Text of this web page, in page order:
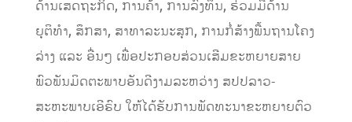
ດ້ານເສດຖະກິດ, ການຄ້າ, ການລົງທຶນ, ຮ່ວມມືດ້ານ
ຍຸຕິທຳ, ສຶກສາ, ສາທາລະນະສຸກ, ການກໍ່ສ້າງພື້ນຖານໂຄງ
ລ່າງ ແລະ ອື່ນໆ ເພື່ອປະກອບສ່ວນເສີມຂະຫຍາຍສາຍ
ພົວພັນມິດຕະພາບອັນດີງາມລະຫວ່າງ ສປປລາວ-
ສະຫະພາບເອີຣົບ ໃຫ້ໄດ້ຮັບການພັດທະນາຂະຫຍາຍຕົວ